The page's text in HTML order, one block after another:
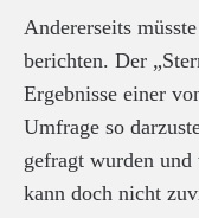
Andererseits
berichten. Der
Ergebnisse einer
Umfrage so
gefragt wurden und
kann doch nicht